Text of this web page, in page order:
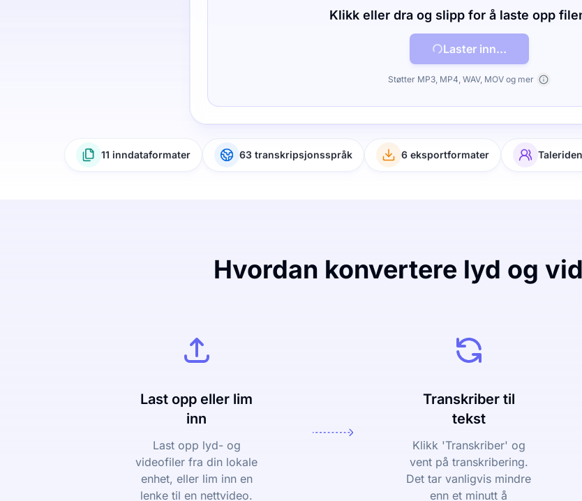
Klikk eller dra og slipp for å laste opp
Laster inn...
Støtter MP3, MP4, WAV, MOV og mer
11 inndataformater 63 transkripsjonsspråk 6 eksportformater
Hvordan konvertere lyd og
Last opp eller lim
inn
Last opp lyd- og
videofiler fra din lokale
enhet, eller lim inn en
lenke til en nettvideo.
Transkriber til
tekst
Klikk 'Transkriber' og
vent på transkribering.
Det tar vanligvis mindre
enn et minutt å